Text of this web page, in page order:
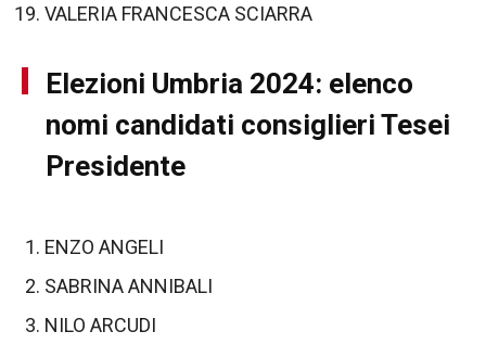
VALERIA FRANCESCA SCIARRA
Elezioni Umbria 2024: elenco
nomi candidati consiglieri Tesei
Presidente
ENZO ANGELI
SABRINA ANNIBALI
NILO ARCUDI